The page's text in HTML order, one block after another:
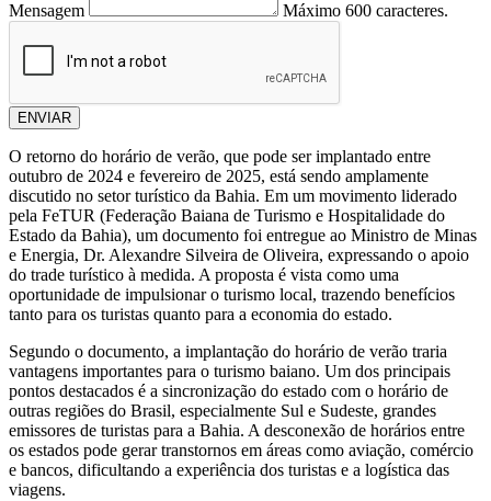
Mensagem Máximo 600 caracteres.
ENVIAR
O retorno do horário de verão, que pode ser implantado entre
outubro de 2024 e fevereiro de 2025, está sendo amplamente
discutido no setor turístico da Bahia. Em um movimento liderado
pela FeTUR (Federação Baiana de Turismo e Hospitalidade do
Estado da Bahia), um documento foi entregue ao Ministro de Minas
e Energia, Dr. Alexandre Silveira de Oliveira, expressando o apoio
do trade turístico à medida. A proposta é vista como uma
oportunidade de impulsionar o turismo local, trazendo benefícios
tanto para os turistas quanto para a economia do estado.
Segundo o documento, a implantação do horário de verão traria
vantagens importantes para o turismo baiano. Um dos principais
pontos destacados é a sincronização do estado com o horário de
outras regiões do Brasil, especialmente Sul e Sudeste, grandes
emissores de turistas para a Bahia. A desconexão de horários entre
os estados pode gerar transtornos em áreas como aviação, comércio
e bancos, dificultando a experiência dos turistas e a logística das
viagens.